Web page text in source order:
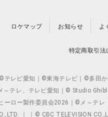
ロケマップ お知らせ よ
特定商取引法
レビ愛知｜©東海テレビ｜©多
～テレ、テレビ愛知｜© Studio
ー製作委員会2026｜©メ～テレ
｜ ｜© CBC TELEVISION